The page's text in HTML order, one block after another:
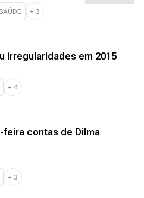
+ 3
irregularidades em 2015
+ 4
feira contas de Dilma
+ 3